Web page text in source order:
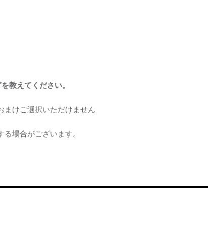
教えてください。
まけご選択いただけません
場合がございます。